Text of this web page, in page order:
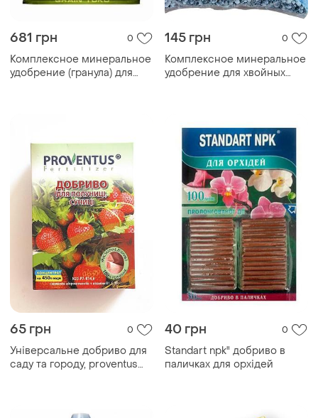
681 грн 0
Комплексное минеральное
удобрение (гранула) для
145 грн 0
Комплексное минеральное
удобрение для хвойных
65 грн 0
Універсальне добриво для
саду та городу, proventus
40 грн 0
Standart npk" добриво в
паличках для орхідей